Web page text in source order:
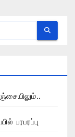
பரபரப்பு